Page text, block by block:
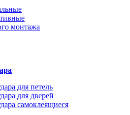
монтажа
для петель
для дверей
самоклеящиеся